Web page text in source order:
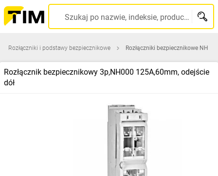
Szukaj po nazwie, indeksie, producencie, kodzie kreskowym...
Rozłączniki i podstawy bezpiecznikowe Rozłączniki bezpiecznikowe NH
Rozłącznik bezpiecznikowy 3p,NH000 125A,60mm, odejście
dół